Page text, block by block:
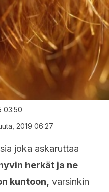
03:50
2019 06:27
joka askaruttaa
herkät ja ne
kuntoon, varsinkin